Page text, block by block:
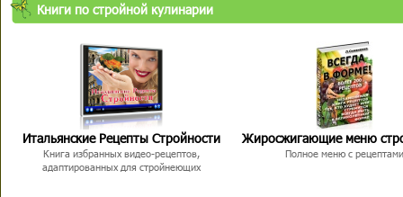
Книги по стройной кулинарии
Итальянские Рецепты Стройности
Книга избранных видео-рецептов,
адаптированных для стройнеющих
Жиросжигающие меню
Полное меню с рецептами